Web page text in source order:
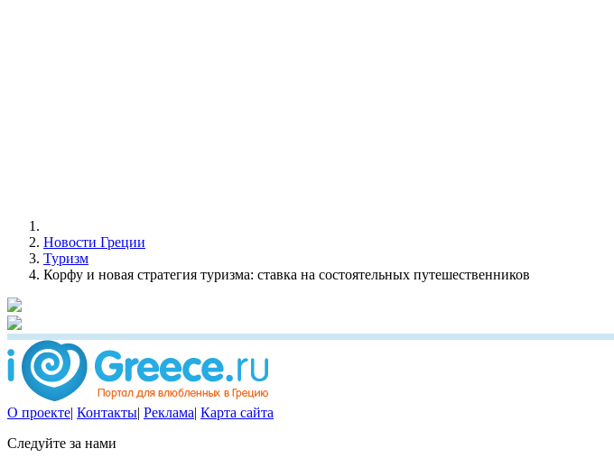
Новости Греции
Туризм
Корфу и новая стратегия туризма: ставка на состоятельных путешественников
О проекте| Контакты| Реклама| Карта сайта
Следуйте за нами